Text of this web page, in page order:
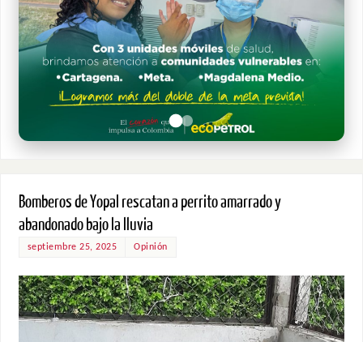
Bomberos de Yopal rescatan a perrito amarrado y
abandonado bajo la lluvia
septiembre 25, 2025 Opinión